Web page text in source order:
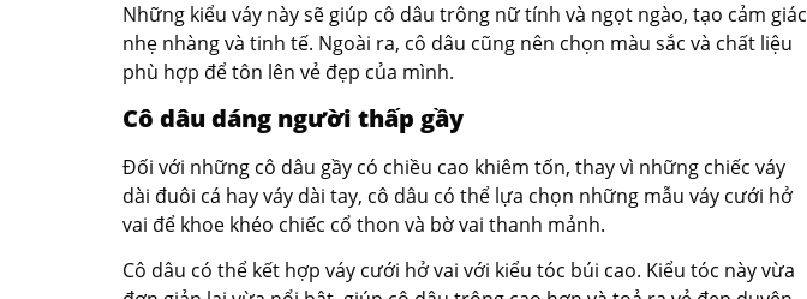
Những kiểu váy này sẽ giúp cô dâu trông nữ tính và ngọt ngào, tạo cảm giác
nhẹ nhàng và tinh tế. Ngoài ra, cô dâu cũng nên chọn màu sắc và chất liệu
phù hợp để tôn lên vẻ đẹp của mình.
Cô dâu dáng người thấp gầy
Đối với những cô dâu gầy có chiều cao khiêm tốn, thay vì những chiếc váy
dài đuôi cá hay váy dài tay, cô dâu có thể lựa chọn những mẫu váy cưới hở
vai để khoe khéo chiếc cổ thon và bờ vai thanh mảnh.
Cô dâu có thể kết hợp váy cưới hở vai với kiểu tóc búi cao. Kiểu tóc này vừa